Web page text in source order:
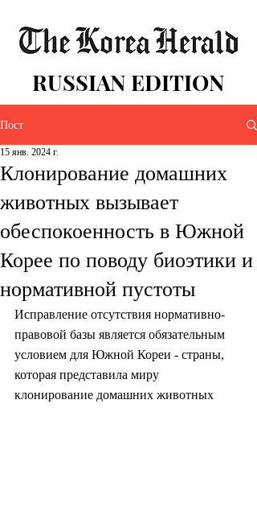
RUSSIAN EDITION
Пост
Клонирование домашних
животных вызывает
обеспокоенность в Южной
Корее по поводу биоэтики и
нормативной пустоты
15 янв. 2024 г.
Исправление отсутствия нормативно-
правовой базы является обязательным
условием для Южной Кореи - страны,
которая представила миру
клонирование домашних животных